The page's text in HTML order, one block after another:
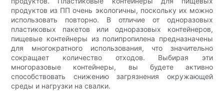
продуктов из ПП очень экологичны, поскольку их можно
использовать повторно. В отличие от одноразовых
пластиковых пакетов или одноразовых контейнеров,
пищевые контейнеры из полипропилена предназначены
для многократного использования, что значительно
сокращает количество отходов. Выбирая эти
многоразовые контейнеры, вы будете активно
способствовать снижению загрязнения окружающей
среды и нагрузки на свалки.